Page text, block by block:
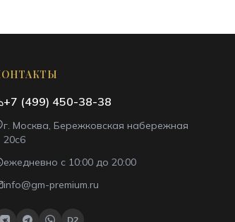
+7 (499) 450-38-38
г. Москва, Бережковская набережная
20с6
ежедневно с 10:00 до 20:00
info@gm-premium.ru
D2